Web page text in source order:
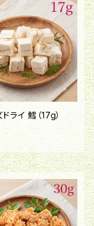
ライ 鱈（17g）